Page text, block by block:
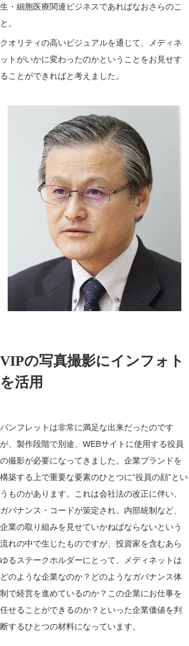
生・細胞医療関連ビジネスであればなおさらのこ
と。
クオリティの高いビジュアルを通じて、メディネ
ットがいかに変わったのかということをお見せす
ることができればと考えました。
VIPの写真撮影にインフォト
を活用
パンフレットは非常に満足な出来だったのです
が、製作段階で別途、WEBサイトに使用する役員
の撮影が必要になってきました。企業ブランドを
構築する上で重要な要素のひとつに“役員の顔”とい
うものがあります。これは会社法の改正に伴い、
ガバナンス・コードが策定され、内部統制など、
企業の取り組みを見せていかねばならないという
流れの中で生じたものですが、投資家を含むあら
ゆるステークホルダーにとって、メディネットは
どのような企業なのか？どのようなガバナンス体
制で経営を進めているのか？この企業にお仕事を
任せることができるのか？といった企業価値を判
断するひとつの材料になっています。